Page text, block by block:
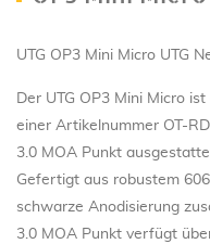
UTG OP3 Mini Micro UTG
Der UTG OP3 Mini Micro
einer Artikelnummer OT-
3.0 MOA Punkt
Gefertigt aus robustem
schwarze Anodisierung
3.0 MOA Punkt verfügt